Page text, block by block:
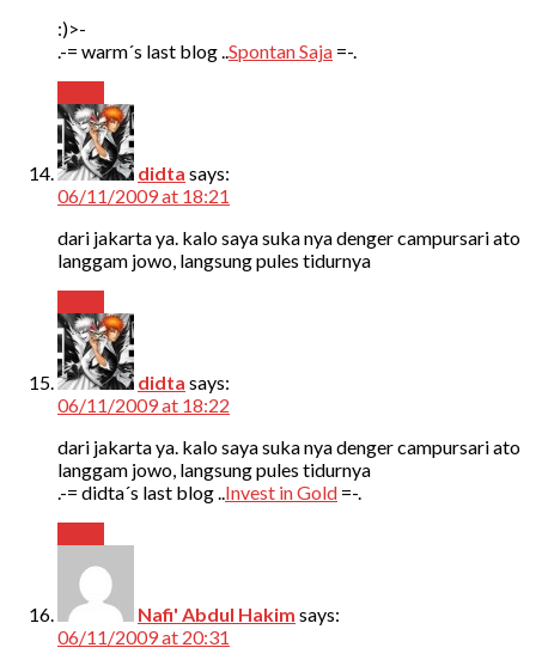
:)>-
.-= warm´s last blog ..Spontan Saja =-.
didta says:
06/11/2009 at 18:21
dari jakarta ya. kalo saya suka nya denger campursari ato
langgam jowo, langsung pules tidurnya
didta says:
06/11/2009 at 18:22
dari jakarta ya. kalo saya suka nya denger campursari ato
langgam jowo, langsung pules tidurnya
.-= didta´s last blog ..Invest in Gold =-.
Nafi' Abdul Hakim says:
06/11/2009 at 20:31